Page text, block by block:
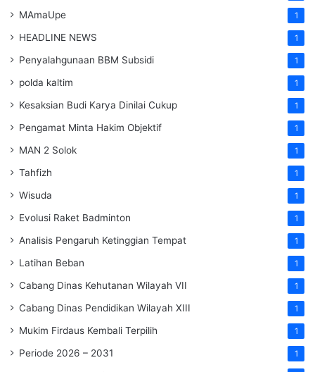
MAmaUpe 1
HEADLINE NEWS 1
Penyalahgunaan BBM Subsidi 1
polda kaltim 1
Kesaksian Budi Karya Dinilai Cukup 1
Pengamat Minta Hakim Objektif 1
MAN 2 Solok 1
Tahfizh 1
Wisuda 1
Evolusi Raket Badminton 1
Analisis Pengaruh Ketinggian Tempat 1
Latihan Beban 1
Cabang Dinas Kehutanan Wilayah VII 1
Cabang Dinas Pendidikan Wilayah XIII 1
Mukim Firdaus Kembali Terpilih 1
Periode 2026 – 2031 1